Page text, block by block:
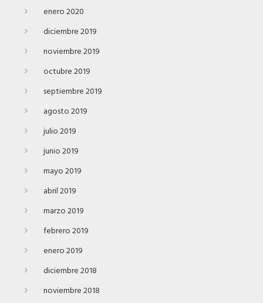
enero 2020
diciembre 2019
noviembre 2019
octubre 2019
septiembre 2019
agosto 2019
julio 2019
junio 2019
mayo 2019
abril 2019
marzo 2019
febrero 2019
enero 2019
diciembre 2018
noviembre 2018